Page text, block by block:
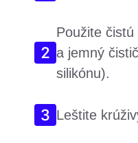
Použite
a jemný
silikónu).
Leštite